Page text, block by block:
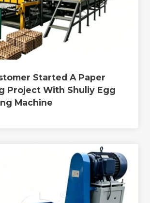
Started A Paper
Project With Shuliy Egg
Machine